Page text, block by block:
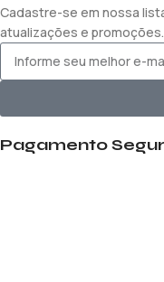
Cadastre-se em nossa
atualizações e promoções.
Pagamento